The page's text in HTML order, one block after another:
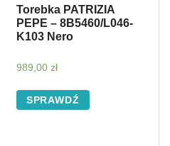
Torebka PATRIZIA
PEPE – 8B5460/L046-
K103 Nero
989,00 zł
SPRAWDŹ